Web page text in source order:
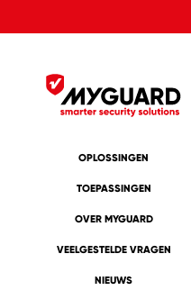
OPLOSSINGEN
TOEPASSINGEN
OVER MYGUARD
VEELGESTELDE VRAGEN
NIEUWS